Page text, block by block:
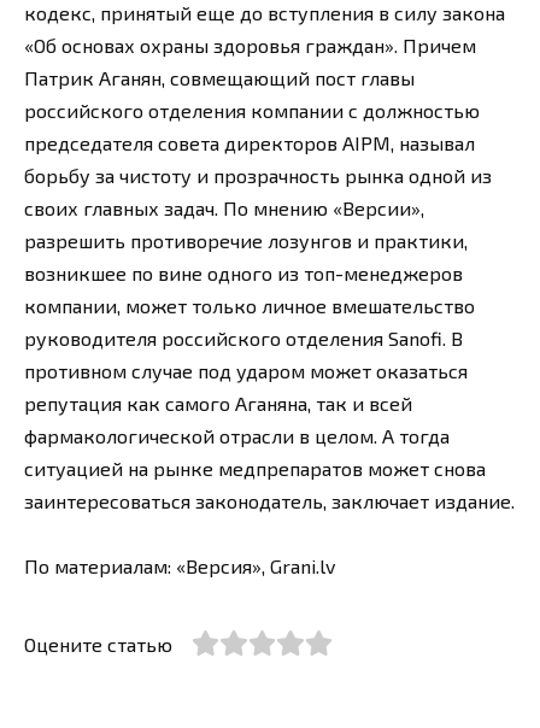
кодекс, принятый еще до вступления в силу закона
«Об основах охраны здоровья граждан». Причем
Патрик Аганян, совмещающий пост главы
российского отделения компании с должностью
председателя совета директоров AIPM, называл
борьбу за чистоту и прозрачность рынка одной из
своих главных задач. По мнению «Версии»,
разрешить противоречие лозунгов и практики,
возникшее по вине одного из топ-менеджеров
компании, может только личное вмешательство
руководителя российского отделения Sanofi. В
противном случае под ударом может оказаться
репутация как самого Аганяна, так и всей
фармакологической отрасли в целом. А тогда
ситуацией на рынке медпрепаратов может снова
заинтересоваться законодатель, заключает издание.
По материалам: «Версия», Grani.lv
Оцените статью